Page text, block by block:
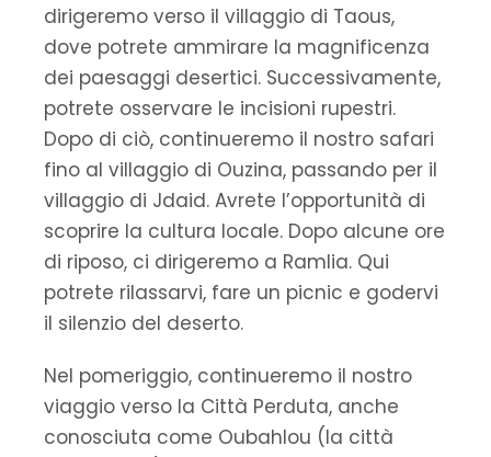
dirigeremo verso il villaggio di Taous,
dove potrete ammirare la magnificenza
dei paesaggi desertici. Successivamente,
potrete osservare le incisioni rupestri.
Dopo di ciò, continueremo il nostro safari
fino al villaggio di Ouzina, passando per il
villaggio di Jdaid. Avrete l’opportunità di
scoprire la cultura locale. Dopo alcune ore
di riposo, ci dirigeremo a Ramlia. Qui
potrete rilassarvi, fare un picnic e godervi
il silenzio del deserto.
Nel pomeriggio, continueremo il nostro
viaggio verso la Città Perduta, anche
conosciuta come Oubahlou (la città